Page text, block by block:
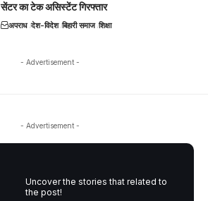
सेंटर का टेक असिस्टेंट गिरफ्तार
अपराध देश-विदेश बिहारी समाज शिक्षा
- Advertisement -
- Advertisement -
Uncover the stories that related to
the post!